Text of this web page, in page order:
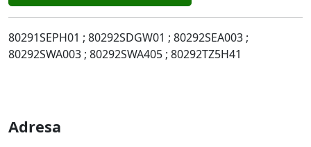
80291SEPH01 ; 80292SDGW01 ; 80292SEA003 ;
80292SWA003 ; 80292SWA405 ; 80292TZ5H41
Adresa